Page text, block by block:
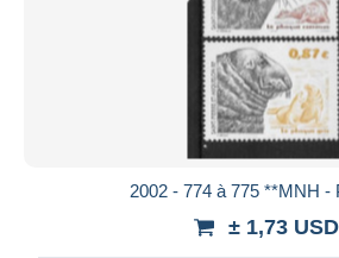
2002 - 774 à 775 **MNH -
± 1,73 USD